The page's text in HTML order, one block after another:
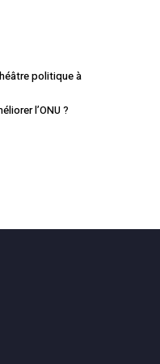
politique à
l’ONU ?